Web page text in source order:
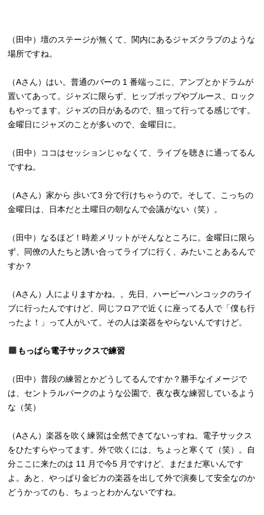
（田中）壇のステージが無くて、関内にあるジャズクラブのような
場所ですね。
（Aさん）はい。普通のバーの 1 番端っこに、アンプとかドラムが
置いてあって。ジャズに限らず、ヒップポップやブルース、ロック
もやってます。ジャズの日があるので、狙って行ってる感じです。
金曜日にジャズのことが多いので、金曜日に。
（田中）ココはセッションじゃなくて、ライブを聴きに通ってるん
ですね。
（Aさん）家から 歩いて3 分で行けちゃうので。そして、こっちの
金曜日は、日本だと土曜日の朝なんで会議がない（笑）。
（田中）なるほど！時差メリットがそんなところに。金曜日に限ら
ず、同僚の人たちと誘い合ってライブに行く、みたいことあるんで
すか？
（Aさん）人によりますかね。。先日、ハービーハンコックのライ
ブに行ったんですけど、同じフロアで近くに座ってる人で「僕も行
ったよ！」って人がいて。その人は楽器をやらないんですけど。
もっぱら電子サックスで練習
（田中）普段の練習とかどうしてるんですか？勝手なイメージで
は、セントラルパークのような公園で、夜な夜な練習しているよう
な（笑）
（Aさん）楽器を吹く練習は全然できてないっすね。電子サックス
をひたすらやってます。外で吹くには、ちょっと寒くて（笑）。自
分ここに来たのは 11 月で今5 月ですけど、まだまだ寒いんです
よ。あと、やっぱり金ピカの楽器を出して外で演奏して安全なのか
どうかってのも、ちょっとわかんないですね。